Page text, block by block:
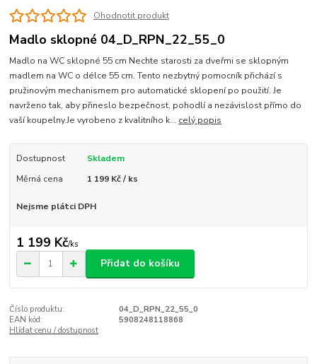
Ohodnotit produkt
Madlo sklopné 04_D_RPN_22_55_0
Madlo na WC sklopné 55 cm Nechte starosti za dveřmi se sklopným
madlem na WC o délce 55 cm. Tento nezbytný pomocník přichází s
pružinovým mechanismem pro automatické sklopení po použití. Je
navrženo tak, aby přineslo bezpečnost, pohodlí a nezávislost přímo do
vaší koupelny.Je vyrobeno z kvalitního k... celý popis
Dostupnost
Skladem
Měrná cena
1 199 Kč / ks
Nejsme plátci DPH
1 199 Kč/ks
Přidat do košíku
Číslo produktu:
04_D_RPN_22_55_0
EAN kód:
5908248118868
Hlídat cenu / dostupnost